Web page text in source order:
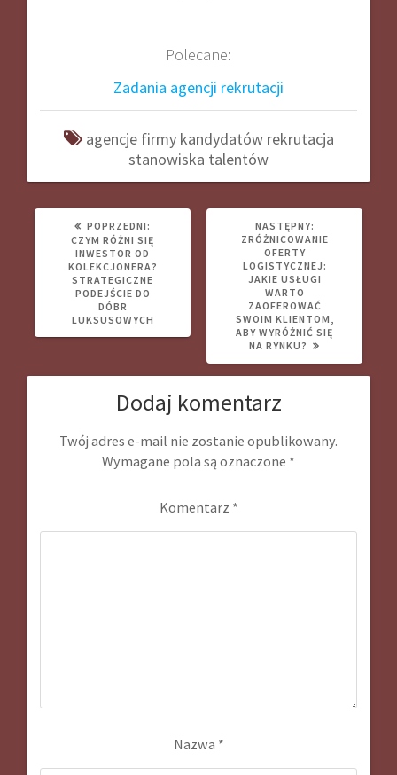
Polecane:
Zadania agencji rekrutacji
agencje firmy kandydatów rekrutacja
stanowiska talentów
POPRZEDNI:
WPIS:
CZYM RÓŻNI SIĘ
INWESTOR OD
KOLEKCJONERA?
STRATEGICZNE
PODEJŚCIE DO
DÓBR
LUKSUSOWYCH
NASTĘPNY:
WPIS:
ZRÓŻNICOWANIE
OFERTY
LOGISTYCZNEJ:
JAKIE USŁUGI
WARTO
ZAOFEROWAĆ
SWOIM KLIENTOM,
ABY WYRÓŻNIĆ SIĘ
NA RYNKU?
Dodaj komentarz
Twój adres e-mail nie zostanie opublikowany.
Wymagane pola są oznaczone *
Komentarz *
Nazwa *